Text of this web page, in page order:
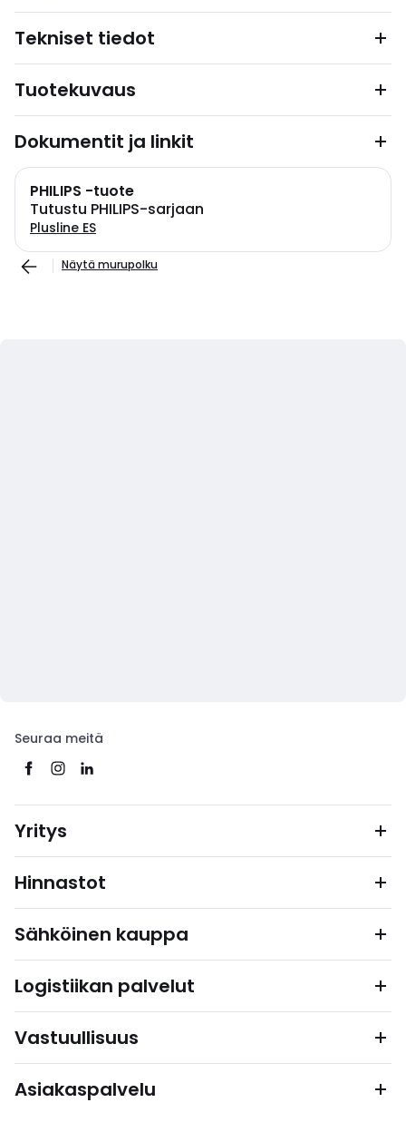
Tekniset tiedot
Tuotekuvaus
Dokumentit ja linkit
PHILIPS -tuote
Tutustu PHILIPS-sarjaan
Plusline ES
Näytä murupolku
Seuraa meitä
Yritys
Hinnastot
Sähköinen kauppa
Logistiikan palvelut
Vastuullisuus
Asiakaspalvelu